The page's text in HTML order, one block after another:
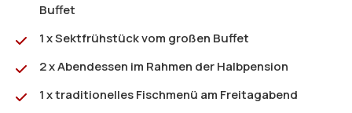
Buffet
1 x Sektfrühstück vom großen Buffet
2 x Abendessen im Rahmen der Halbpension
1 x traditionelles Fischmenü am Freitagabend